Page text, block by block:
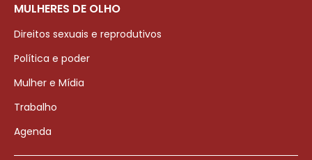
MULHERES DE OLHO
Direitos sexuais e reprodutivos
Política e poder
Mulher e Mídia
Trabalho
Agenda